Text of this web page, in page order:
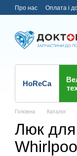
Перейти до
Про нас Оплата і
HoReCa
Головна Каталог
Люк